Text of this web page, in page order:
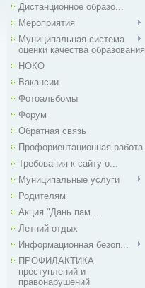
Дистанционное образо...
Мероприятия
Муниципальная система
оценки качества образования
НОКО
Вакансии
Фотоальбомы
Форум
Обратная связь
Профориентационная работа
Требования к сайту о...
Муниципальные услуги
Родителям
Акция "Дань пам...
Летний отдых
Информационная безоп...
ПРОФИЛАКТИКА
преступлений и
правонарушений